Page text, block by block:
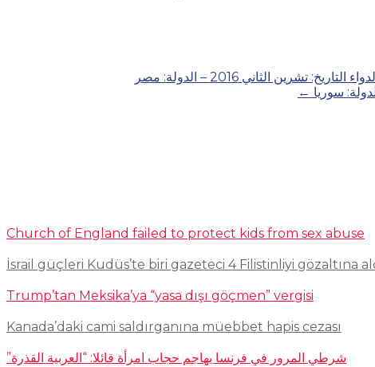
الثاني 2016 – الدولة: مصر
←
Church of England failed to protect kids from sex abuse
İsrail güçleri Kudüs’te biri gazeteci 4 Filistinliyi gözaltına
Trump’tan Meksika’ya “yasa dışı göçmen” vergisi
Kanada’daki cami saldırganına müebbet hapis cezası
شرطي المرور في فرنسا يهاجم حجاب امرأة قائلا: “العربية القذرة”